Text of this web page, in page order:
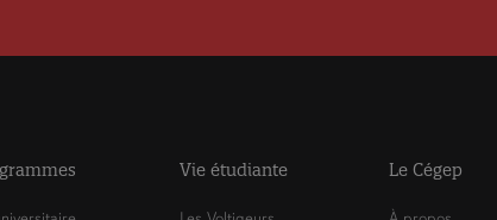
Vie étudiante Le Cégep